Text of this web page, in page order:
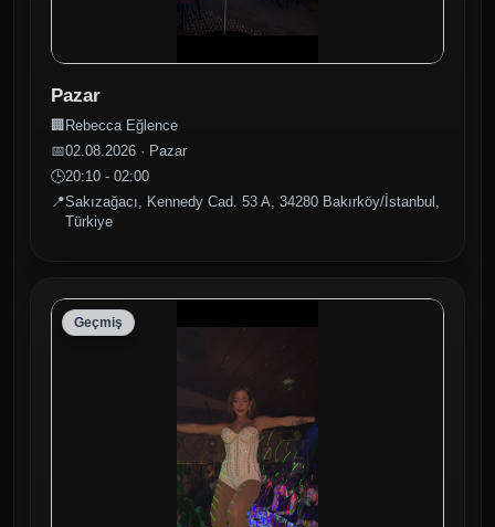
Pazar
🏢 Rebecca Eğlence
📅02.08.2026 · Pazar
🕒20:10 - 02:00
📍Sakızağacı, Kennedy Cad. 53 A, 34280 Bakırköy/İstanbul,
Türkiye
Geçmiş